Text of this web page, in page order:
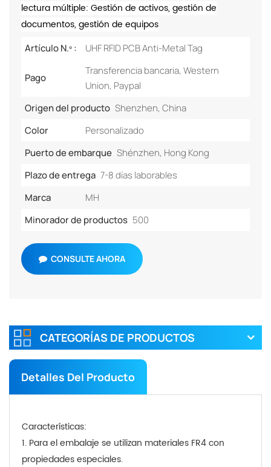
lectura múltiple: Gestión de activos, gestión de
documentos, gestión de equipos
Artículo N.º : UHF RFID PCB Anti-Metal Tag
Pago
Transferencia bancaria, Western
Union, Paypal
Origen del producto Shenzhen, China
Color
Personalizado
Puerto de embarque Shénzhen, Hong Kong
Plazo de entrega 7-8 días laborables
Marca
MH
Minorador de productos 500
CONSULTE AHORA
CATEGORÍAS DE PRODUCTOS
Detalles Del Producto
Características:
1. Para el embalaje se utilizan materiales FR4 con
propiedades especiales.